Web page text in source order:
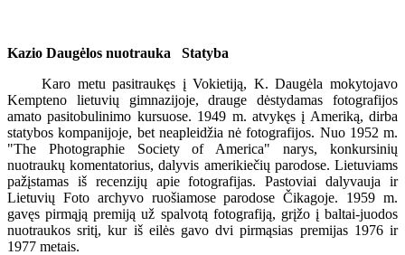
Kazio Daugėlos nuotrauka Statyba
Karo metu pasitraukęs į Vokietiją, K. Daugėla mokytojavo
Kempteno lietuvių gimnazijoje, drauge dėstydamas fotografijos
amato pasitobulinimo kursuose. 1949 m. atvykęs į Ameriką, dirba
statybos kompanijoje, bet neapleidžia nė fotografijos. Nuo 1952 m.
"The Photographie Society of America" narys, konkursinių
nuotraukų komentatorius, dalyvis amerikiečių parodose. Lietuviams
pažįstamas iš recenzijų apie fotografijas. Pastoviai dalyvauja ir
Lietuvių Foto archyvo ruošiamose parodose Čikagoje. 1959 m.
gavęs pirmąją premiją už spalvotą fotografiją, grįžo į baltai-juodos
nuotraukos sritį, kur iš eilės gavo dvi pirmąsias premijas 1976 ir
1977 metais.